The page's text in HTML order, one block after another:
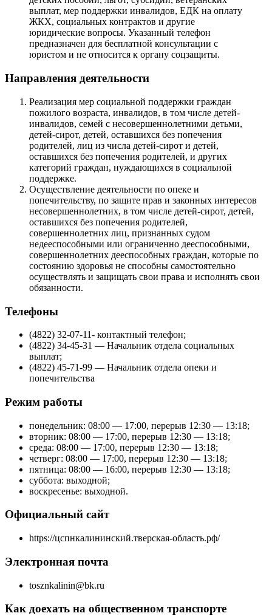
выплат, мер поддержки инвалидов, ЕДК на оплату
ЖКХ, социальных контрактов и другие
юридические вопросы. Указанный телефон
предназначен для бесплатной консультации с
юристом и не относится к органу соцзащиты.
Направления деятельности
Реализация мер социальной поддержки граждан
пожилого возраста, инвалидов, в том числе детей-
инвалидов, семей с несовершеннолетними детьми,
детей-сирот, детей, оставшихся без попечения
родителей, лиц из числа детей-сирот и детей,
оставшихся без попечения родителей, и других
категорий граждан, нуждающихся в социальной
поддержке.
Осуществление деятельности по опеке и
попечительству, по защите прав и законных интересов
несовершеннолетних, в том числе детей-сирот, детей,
оставшихся без попечения родителей,
совершеннолетних лиц, признанных судом
недееспособными или ограниченно дееспособными,
совершеннолетних дееспособных граждан, которые по
состоянию здоровья не способны самостоятельно
осуществлять и защищать свои права и исполнять свои
обязанности.
Телефоны
(4822) 32-07-11- контактный телефон;
(4822) 34-45-31 — Начальник отдела социальных
выплат;
(4822) 45-71-99 — Начальник отдела опеки и
попечительства
Режим работы
понедельник: 08:00 — 17:00, перерыв 12:30 — 13:18;
вторник: 08:00 — 17:00, перерыв 12:30 — 13:18;
среда: 08:00 — 17:00, перерыв 12:30 — 13:18;
четверг: 08:00 — 17:00, перерыв 12:30 — 13:18;
пятница: 08:00 — 16:00, перерыв 12:30 — 13:18;
суббота: выходной;
воскресенье: выходной.
Официальный сайт
https://цспнкалининский.тверская-область.рф/
Электронная почта
tosznkalinin@bk.ru
Как доехать на общественном транспорте